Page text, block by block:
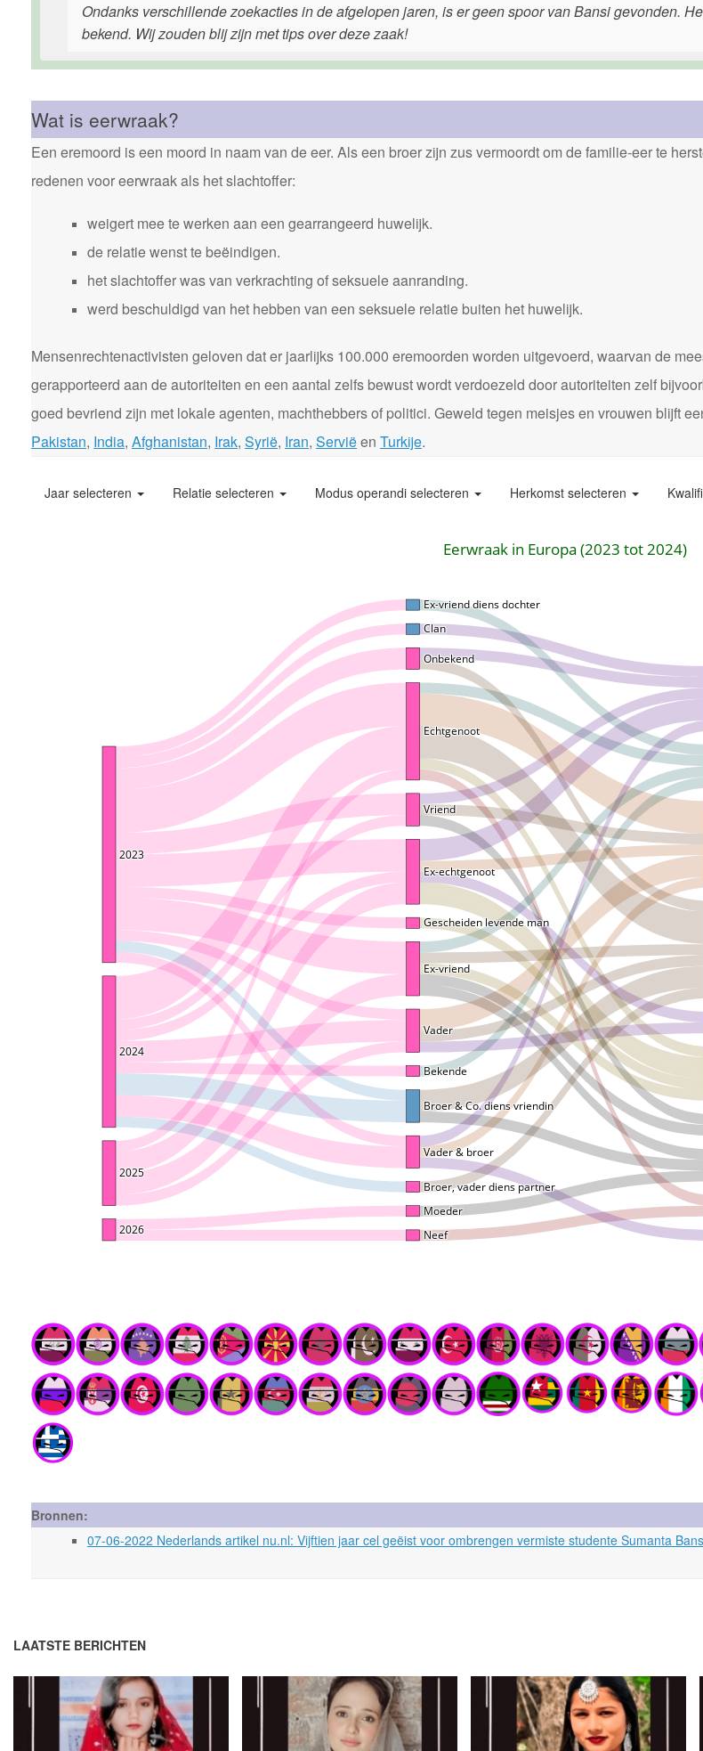
Ondanks verschillende zoekacties in de afgelopen jaren, is er geen spoor van Bansi gevonden.
bekend. Wij zouden blij zijn met tips over deze zaak!
Wat is eerwraak?
Een eremoord is een moord in naam van de eer. Als een broer zijn zus vermoordt om de familie-eer te
redenen voor eerwraak als het slachtoffer:
weigert mee te werken aan een gearrangeerd huwelijk.
de relatie wenst te beëindigen.
het slachtoffer was van verkrachting of seksuele aanranding.
werd beschuldigd van het hebben van een seksuele relatie buiten het huwelijk.
Mensenrechtenactivisten geloven dat er jaarlijks 100.000 eremoorden worden uitgevoerd, waarvan de
gerapporteerd aan de autoriteiten en een aantal zelfs bewust wordt verdoezeld door autoriteiten zelf
goed bevriend zijn met lokale agenten, machthebbers of politici. Geweld tegen meisjes en vrouwen blijft
Pakistan, India, Afghanistan, Irak, Syrië, Iran, Serviëen Turkije.
Bronnen:
07-06-2022 Nederlands artikel nu.nl: Vijftien jaar cel geëist voor ombrengen vermiste studente Sumanta
LAATSTE BERICHTEN